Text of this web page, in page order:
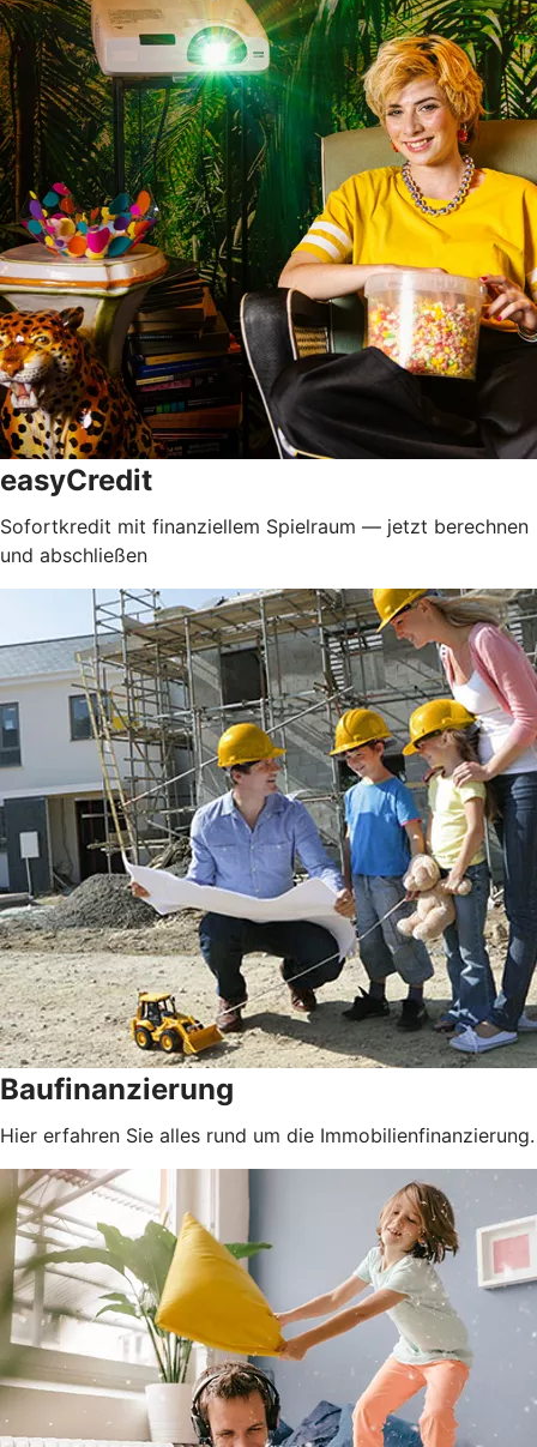
easyCredit
Sofortkredit mit finanziellem Spielraum — jetzt berechnen
und abschließen
Baufinanzierung
Hier erfahren Sie alles rund um die Immobilienfinanzierung.